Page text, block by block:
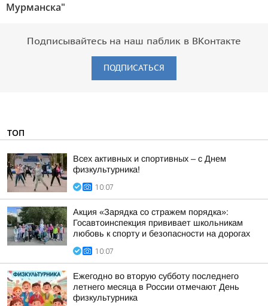
Мурманска"
Подписывайтесь на наш паблик в ВКонтакте
ПОДПИСАТЬСЯ
ТОП
Всех активных и спортивных – с Днем
физкультурника!
10:07
Акция «Зарядка со стражем порядка»:
Госавтоинспекция прививает школьникам
любовь к спорту и безопасности на дорогах
10:07
Ежегодно во вторую субботу последнего
летнего месяца в России отмечают День
физкультурника